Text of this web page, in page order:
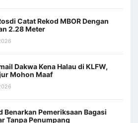
Catat Rekod MBOR Dengan
2.28 Meter
Dakwa Kena Halau di KLFW,
Mohon Maaf
Benarkan Pemeriksaan Bagasi
Tanpa Penumpang